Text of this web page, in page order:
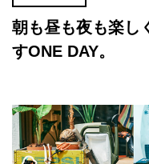
朝も昼も夜も楽し
すONE DAY。